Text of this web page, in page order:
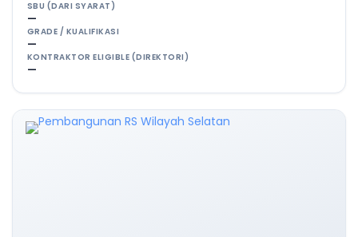
SBU (DARI SYARAT)
—
GRADE / KUALIFIKASI
—
KONTRAKTOR ELIGIBLE (DIREKTORI)
—